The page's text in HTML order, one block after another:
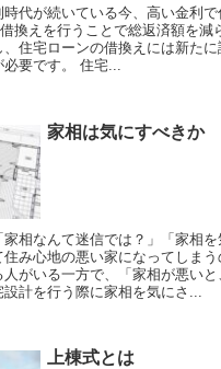
代が続いている今、高い金利
換えを行うことで総返済額を減
住宅ローンの借換えには新た
要です。 住宅...
家相は気にすべきか
相なんて迷信では？」「家相
み心地の悪い家になってしまう
がいる一方で、「家相が悪いと
計を行う際に家相を気にさ...
上棟式とは